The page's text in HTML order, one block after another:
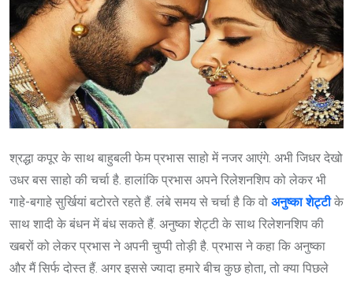
श्रद्धा कपूर के साथ बाहुबली फेम प्रभास साहो में नजर आएंगे. अभी जिधर देखो
उधर बस साहो की चर्चा है. हालांकि प्रभास अपने रिलेशनशिप को लेकर भी
गाहे-बगाहे सुर्खियां बटोरते रहते हैं. लंबे समय से चर्चा है कि वो अनुष्का शेट्टी के
साथ शादी के बंधन में बंध सकते हैं. अनुष्का शेट्टी के साथ रिलेशनशिप की
खबरों को लेकर प्रभास ने अपनी चुप्पी तोड़ी है. प्रभास ने कहा कि अनुष्का
और मैं सिर्फ दोस्त हैं. अगर इससे ज्यादा हमारे बीच कुछ होता, तो क्या पिछले